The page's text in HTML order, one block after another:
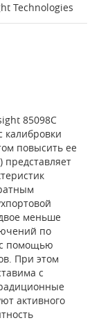
Technologies
85098C
калибровки
повысить ее
представляет
меньше
по
помощью
При этом
с
активного